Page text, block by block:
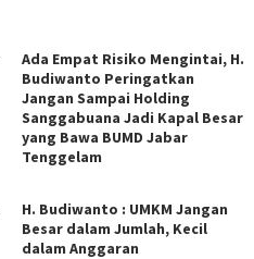
Ada Empat Risiko Mengintai, H.
Budiwanto Peringatkan
Jangan Sampai Holding
Sanggabuana Jadi Kapal Besar
yang Bawa BUMD Jabar
Tenggelam
H. Budiwanto : UMKM Jangan
Besar dalam Jumlah, Kecil
dalam Anggaran